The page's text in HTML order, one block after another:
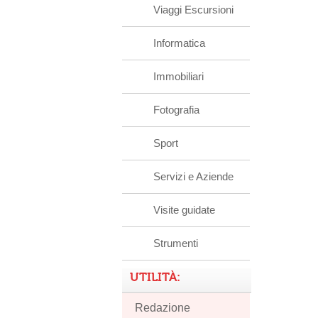
Viaggi Escursioni
Informatica
Immobiliari
Fotografia
Sport
Servizi e Aziende
Visite guidate
Strumenti
UTILITÀ:
Redazione